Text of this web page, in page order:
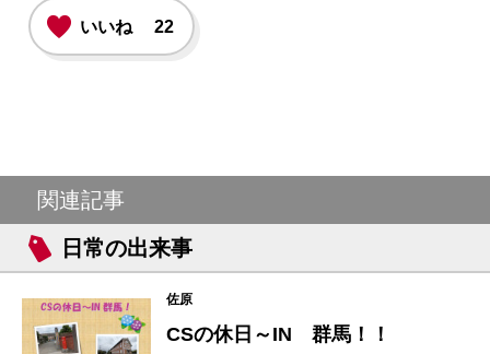
いいね 22
関連記事
日常の出来事
佐原
CSの休日～IN 群馬！！